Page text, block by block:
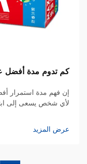
كم تدوم مدة أفضل
إن فهم مدة استمرار
لأي شخص يسعى إلى
نتائج تبييض الأسنان
عرض المزيد